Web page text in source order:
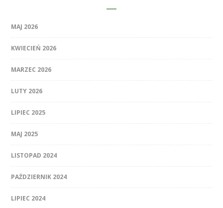
MAJ 2026
KWIECIEŃ 2026
MARZEC 2026
LUTY 2026
LIPIEC 2025
MAJ 2025
LISTOPAD 2024
PAŹDZIERNIK 2024
LIPIEC 2024